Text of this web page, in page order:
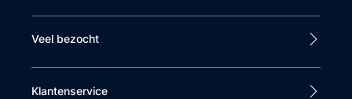
Veel bezocht
Klantenservice